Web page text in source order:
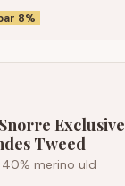
8%
Exclusive
Tweed
merino uld